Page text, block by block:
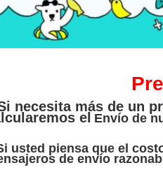
necesita más de un
el Envío de
usted piensa que el
de envío